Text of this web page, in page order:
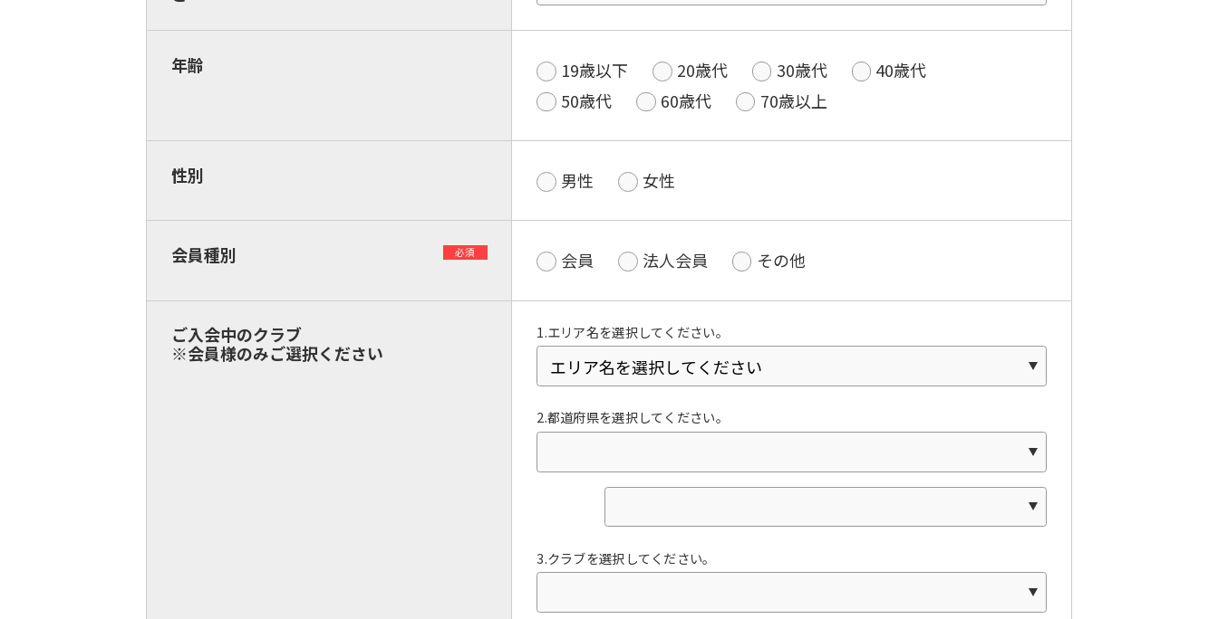
年齢 19歳以下 20歳代 30歳代
40歳代
50歳代
60歳代 70歳以上
性別 男性 女性
会員種別 必須 会員 法人会員 その他
ご入会中のクラブ
※会員様のみご選択ください
1.エリア名を選択してください。
2.都道府県を選択してください。
3.クラブを選択してください。
For foreigners
automatic translation) to return to
the top page.
translation service, the Japanese